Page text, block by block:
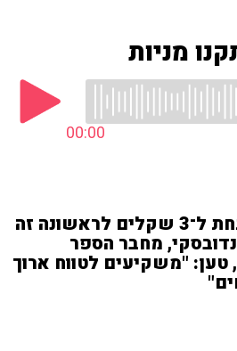
מניות
00:00
שער הדולר ירד מתחת ל־3 שקלים לראשונה זה
מחבר הספר
"משקיעים לטווח ארוך